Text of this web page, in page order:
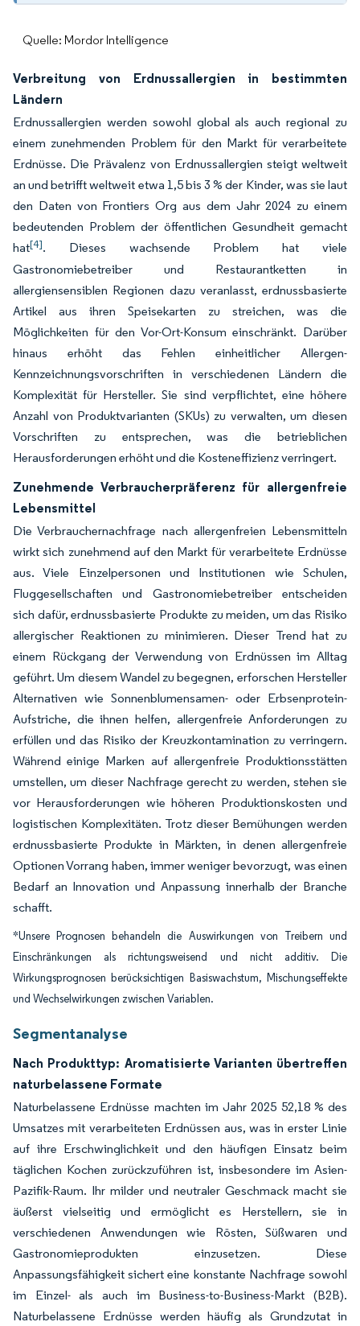
Quelle: Mordor Intelligence
Verbreitung von Erdnussallergien in bestimmten
Ländern
Erdnussallergien werden sowohl global als auch regional zu
einem zunehmenden Problem für den Markt für verarbeitete
Erdnüsse. Die Prävalenz von Erdnussallergien steigt weltweit
an und betrifft weltweit etwa 1,5 bis 3 % der Kinder, was sie laut
den Daten von Frontiers Org aus dem Jahr 2024 zu einem
bedeutenden Problem der öffentlichen Gesundheit gemacht
hat[4]. Dieses wachsende Problem hat viele
Gastronomiebetreiber und Restaurantketten in
allergiensensiblen Regionen dazu veranlasst, erdnussbasierte
Artikel aus ihren Speisekarten zu streichen, was die
Möglichkeiten für den Vor-Ort-Konsum einschränkt. Darüber
hinaus erhöht das Fehlen einheitlicher Allergen-
Kennzeichnungsvorschriften in verschiedenen Ländern die
Komplexität für Hersteller. Sie sind verpflichtet, eine höhere
Anzahl von Produktvarianten (SKUs) zu verwalten, um diesen
Vorschriften zu entsprechen, was die betrieblichen
Herausforderungen erhöht und die Kosteneffizienz verringert.
Zunehmende Verbraucherpräferenz für allergenfreie
Lebensmittel
Die Verbrauchernachfrage nach allergenfreien Lebensmitteln
wirkt sich zunehmend auf den Markt für verarbeitete Erdnüsse
aus. Viele Einzelpersonen und Institutionen wie Schulen,
Fluggesellschaften und Gastronomiebetreiber entscheiden
sich dafür, erdnussbasierte Produkte zu meiden, um das Risiko
allergischer Reaktionen zu minimieren. Dieser Trend hat zu
einem Rückgang der Verwendung von Erdnüssen im Alltag
geführt. Um diesem Wandel zu begegnen, erforschen Hersteller
Alternativen wie Sonnenblumensamen- oder Erbsenprotein-
Aufstriche, die ihnen helfen, allergenfreie Anforderungen zu
erfüllen und das Risiko der Kreuzkontamination zu verringern.
Während einige Marken auf allergenfreie Produktionsstätten
umstellen, um dieser Nachfrage gerecht zu werden, stehen sie
vor Herausforderungen wie höheren Produktionskosten und
logistischen Komplexitäten. Trotz dieser Bemühungen werden
erdnussbasierte Produkte in Märkten, in denen allergenfreie
Optionen Vorrang haben, immer weniger bevorzugt, was einen
Bedarf an Innovation und Anpassung innerhalb der Branche
schafft.
*Unsere Prognosen behandeln die Auswirkungen von Treibern und
Einschränkungen als richtungsweisend und nicht additiv. Die
Wirkungsprognosen berücksichtigen Basiswachstum, Mischungseffekte
und Wechselwirkungen zwischen Variablen.
Segmentanalyse
Nach Produkttyp: Aromatisierte Varianten übertreffen
naturbelassene Formate
Naturbelassene Erdnüsse machten im Jahr 2025 52,18 % des
Umsatzes mit verarbeiteten Erdnüssen aus, was in erster Linie
auf ihre Erschwinglichkeit und den häufigen Einsatz beim
täglichen Kochen zurückzuführen ist, insbesondere im Asien-
Pazifik-Raum. Ihr milder und neutraler Geschmack macht sie
äußerst vielseitig und ermöglicht es Herstellern, sie in
verschiedenen Anwendungen wie Rösten, Süßwaren und
Gastronomieprodukten einzusetzen. Diese
Anpassungsfähigkeit sichert eine konstante Nachfrage sowohl
im Einzel- als auch im Business-to-Business-Markt (B2B).
Naturbelassene Erdnüsse werden häufig als Grundzutat in